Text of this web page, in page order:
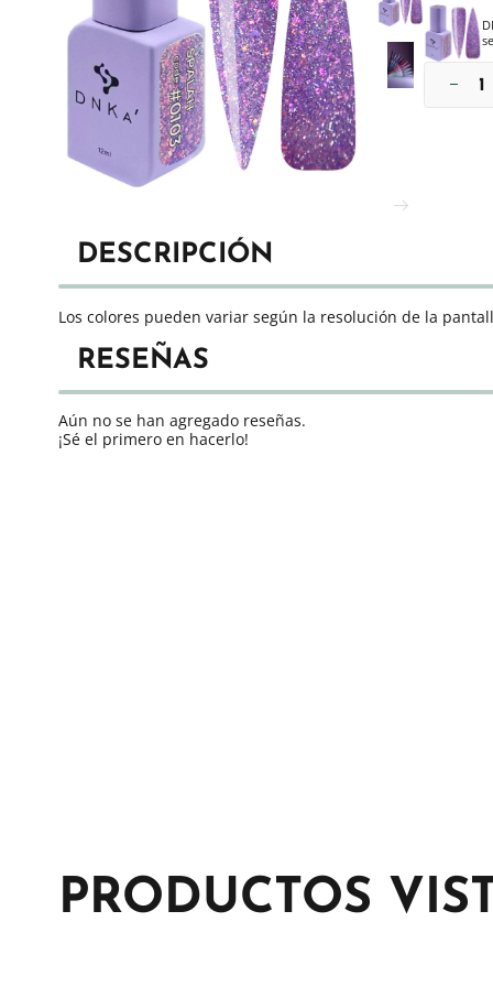
DESCRIPCIÓN
Los colores pueden variar según la resolución de la
RESEÑAS
Aún no se han agregado reseñas.
¡Sé el primero en hacerlo!
PRODUCTOS